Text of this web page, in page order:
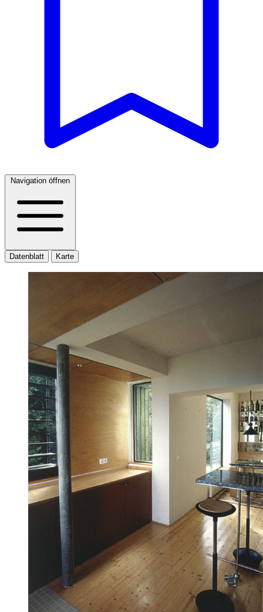
Navigation öffnen
Datenblatt Karte